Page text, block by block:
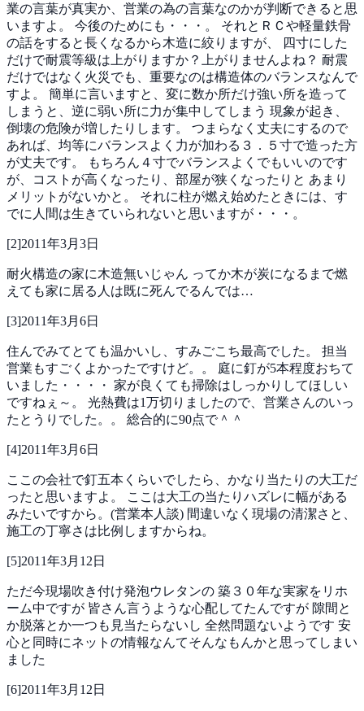
業の言葉が真実か、営業の為の言葉なのかが判断できると思
いますよ。 今後のためにも・・・。 それとＲＣや軽量鉄骨
の話をすると長くなるから木造に絞りますが、
四寸にした
だけで耐震等級は上がりますか？上がりませんよね？ 耐震
だけではなく火災でも、重要なのは構造体のバランスなんで
すよ。 簡単に言いますと、変に数か所だけ強い所を造って
しまうと、逆に弱い所に力が集中してしまう 現象が起き、
倒壊の危険が増したりします。 つまらなく丈夫にするので
あれば、均等にバランスよく力が加わる３．５寸で造った方
が丈夫です。
もちろん４寸でバランスよくでもいいのです
が、コストが高くなったり、部屋が狭くなったりと あまり
メリットがないかと。 それに柱が燃え始めたときには、す
でに人間は生きていられないと思いますが・・・。
[2]2011年3月3日
耐火構造の家に木造無いじゃん ってか木が炭になるまで燃
えても家に居る人は既に死んでるんでは…
[3]2011年3月6日
住んでみてとても温かいし、すみごこち最高でした。 担当
営業もすごくよかったですけど。。 庭に釘が5本程度おちて
いました・・・・ 家が良くても掃除はしっかりしてほしい
ですねぇ～。 光熱費は1万切りましたので、営業さんのいっ
たとうりでした。。 総合的に90点で＾＾
[4]2011年3月6日
ここの会社で釘五本くらいでしたら、かなり当たりの大工だ
ったと思いますよ。
ここは大工の当たりハズレに幅がある
みたいですから。(営業本人談) 間違いなく現場の清潔さと、
施工の丁寧さは比例しますからね。
[5]2011年3月12日
ただ今現場吹き付け発泡ウレタンの 築３０年な実家をリホ
ーム中ですが 皆さん言うような心配してたんですが 隙間と
か脱落とか一つも見当たらないし 全然問題ないようです 安
心と同時にネットの情報なんてそんなもんかと思ってしまい
ました
[6]2011年3月12日